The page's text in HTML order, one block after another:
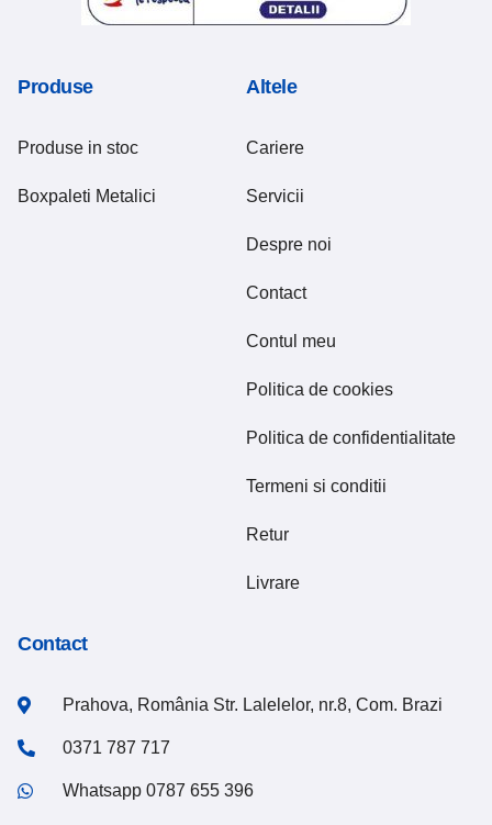
Produse
Produse in stoc
Boxpaleti Metalici
Altele
Cariere
Servicii
Despre noi
Contact
Contul meu
Politica de cookies
Politica de confidentialitate
Termeni si conditii
Retur
Livrare
Contact
Prahova, România Str. Lalelelor, nr.8, Com. Brazi
0371 787 717
Whatsapp 0787 655 396